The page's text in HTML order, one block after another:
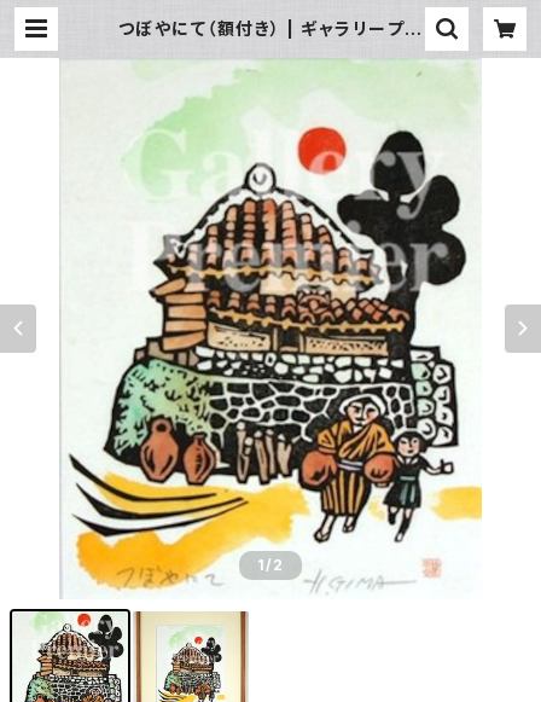
つぼやにて（額付き） | ギャラリープル
1/2